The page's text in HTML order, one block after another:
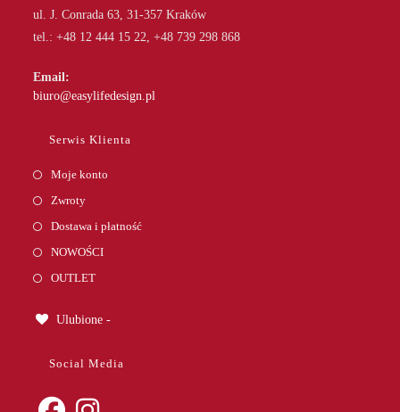
ul. J. Conrada 63, 31-357 Kraków
tel.: +48 12 444 15 22, +48 739 298 868
Email:
biuro@easylifedesign.pl
Serwis Klienta
Moje konto
Zwroty
Dostawa i płatność
NOWOŚCI
OUTLET
Ulubione -
Social Media